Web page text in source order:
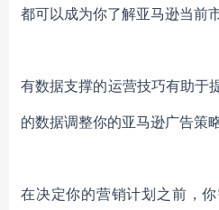
都可以成为你了解亚马逊当前
有数据支撑的运营技巧有助于
的数据调整你的亚马逊广告策略
在决定你的营销计划之前，